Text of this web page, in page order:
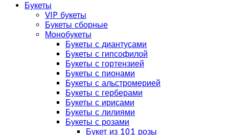
Букеты
VIP букеты
Букеты сборные
Монобукеты
Букеты с диантусами
Букеты с гипсофилой
Букеты с гортензией
Букеты с пионами
Букеты с альстромерией
Букеты с герберами
Букеты с ирисами
Букеты с лилиями
Букеты с розами
Букет из 101 розы